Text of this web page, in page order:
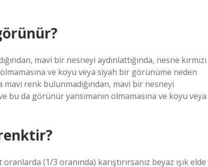
mavi bir nesneyi aydınlattığında, nesne kırmızı
ve koyu veya siyah bir görünüme neden
mavi renk bulunmadığından, mavi bir nesneyi
ve bu da görünür yansımanın olmamasına ve koyu veya
renktir?
oranlarda (1/3 oranında) karıştırırsanız beyaz ışık elde